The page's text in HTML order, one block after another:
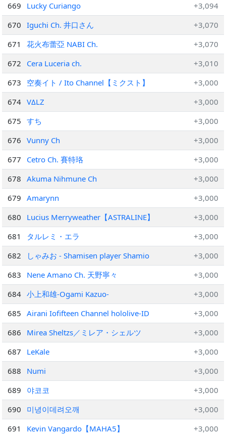
669
Lucky Curiango
+3,094
670
Iguchi Ch. 井口さん
+3,070
671
花火布蕾亞 NABI Ch.
+3,070
672
Cera Luceria ch.
+3,010
673
空奏イト / Ito Channel【ミクスト】
+3,000
674 VΔLZ
+3,000
675
すち
+3,000
676
Vunny Ch
+3,000
677
Cetro Ch. 賽特珞
+3,000
678
Akuma Nihmune Ch
+3,000
679
Amarynn
+3,000
680
Lucius Merryweather【ASTRALINE】
+3,000
681
タルレミ・エラ
+3,000
682
しゃみお - Shamisen player Shamio
+3,000
683
Nene Amano Ch. 天野寧々
+3,000
684 小上和雄-Ogami Kazuo-
+3,000
685
Airani Iofifteen Channel hololive-ID
+3,000
686
Mirea Sheltzs／ミレア・シェルツ
+3,000
687
LeKale
+3,000
688
Numi
+3,000
689
야코코
+3,000
690
미녕이데려오깨
+3,000
691
Kevin Vangardo【MAHA5】
+3,000